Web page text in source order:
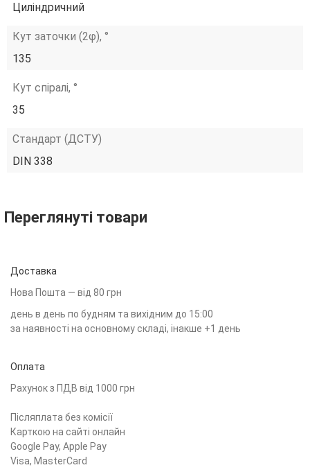
Циліндричний
Кут заточки (2φ), °
135
Кут спіралі, °
35
Стандарт (ДСТУ)
DIN 338
Переглянуті товари
Доставка
Нова Пошта — від 80 грн
день в день по будням та вихідним до 15:00
за наявності на основному складі, інакше +1 день
Оплата
Рахунок з ПДВ від 1000 грн
Післяплата без комісії
Карткою на сайті онлайн
Google Pay, Apple Pay
Visa, MasterCard